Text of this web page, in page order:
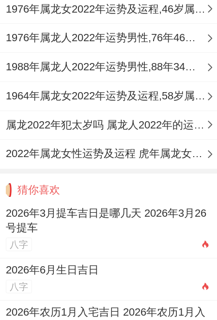
祝愿所有属龙的朋友再2025年中都能收获满
满的好运同幸福!
1976年属龙女2022年运势及运程,46岁属龙人2022全年每月运势女性如何
1976年属龙人2022年运势男性,76年46岁属龙男2022年每月运程怎么样
1988年属龙人2022年运势男性,88年34岁属龙男2022年每月运程怎么样
1964年属龙女2022年运势及运程,58岁属龙人2022全年每月运势女性如何
属龙2022年犯太岁吗 属龙人2022年的运势如何
2022年属龙女性运势及运程 虎年属龙女带什么转运
猜你喜欢
2026年3月提车吉日是哪几天 2026年3月26
号提车
八字
2026年6月生日吉日
八字
2026年农历1月入宅吉日 2026年农历1月入